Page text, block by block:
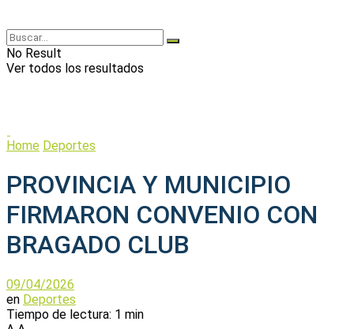
No Result
Ver todos los resultados
Home Deportes
PROVINCIA Y MUNICIPIO
FIRMARON CONVENIO CON
BRAGADO CLUB
09/04/2026
en Deportes
Tiempo de lectura: 1 min